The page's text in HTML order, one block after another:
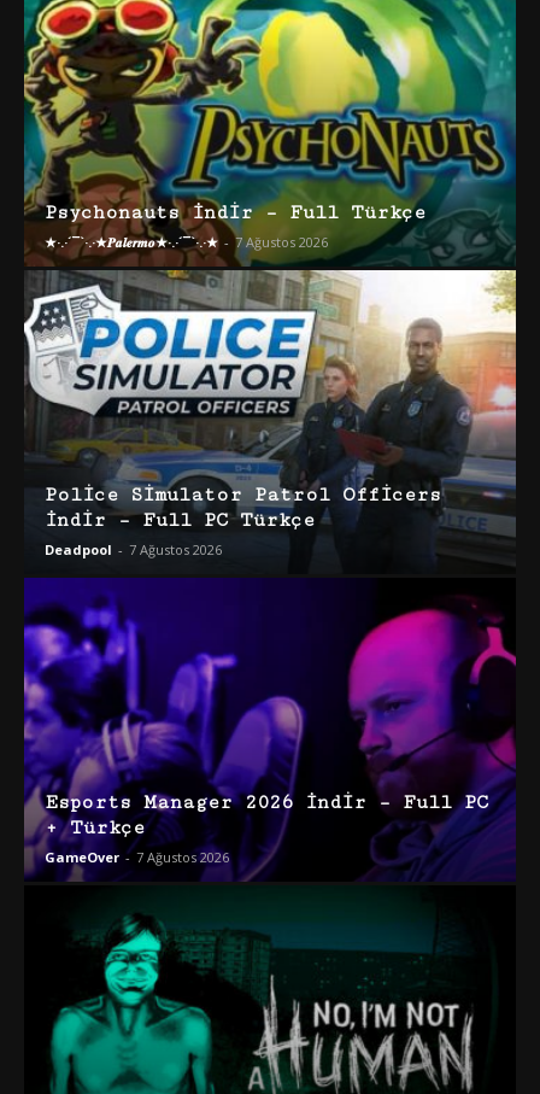
Psychonauts İndir – Full Türkçe
★·.·´¯`·.·★𝑷𝒂𝒍𝒆𝒓𝒎𝒐★·.·´¯`·.·★ - 7 Ağustos 2026
Police Simulator Patrol Officers
İndir – Full PC Türkçe
Deadpool - 7 Ağustos 2026
Esports Manager 2026 İndir – Full PC
+ Türkçe
GameOver - 7 Ağustos 2026